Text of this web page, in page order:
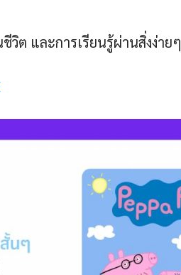
วิต และการเรียนรู้ผ่านสิ่งง่ายๆ